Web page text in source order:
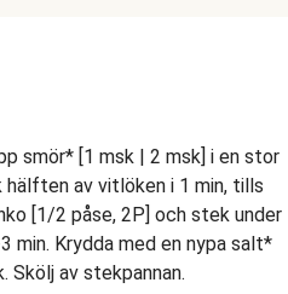
smör* [1 msk | 2 msk] i en stor
av vitlöken i 1 min, tills
[1/2 påse, 2P] och stek under
min. Krydda med en nypa salt*
av stekpannan.